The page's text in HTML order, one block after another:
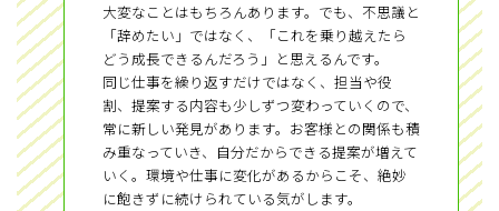
大変なことはもちろんあります。でも、不思議と
「辞めたい」ではなく、「これを乗り越えたら
どう成長できるんだろう」と思えるんです。
同じ仕事を繰り返すだけではなく、担当や役
割、提案する内容も少しずつ変わっていくので、
常に新しい発見があります。お客様との関係も積
み重なっていき、自分だからできる提案が増えて
いく。環境や仕事に変化があるからこそ、絶妙
に飽きずに続けられている気がします。